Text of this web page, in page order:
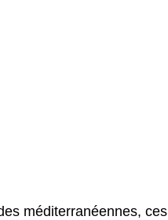
méditerranéennes, ces